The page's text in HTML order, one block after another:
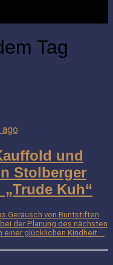
Tag
und
Stolberger
„Trude Kuh“
Geräusch von Buntstiften
der Planung des nächsten
glücklichen Kindheit....